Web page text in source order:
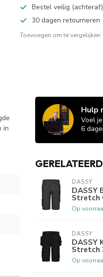
Bestel veilig
30 dagen retourneren
Toevoegen om te vergelijken
in
Hulp
Voel
6
DASSY
DASSY
Stretch
Op
DASSY
DASSY
Stretch
Op